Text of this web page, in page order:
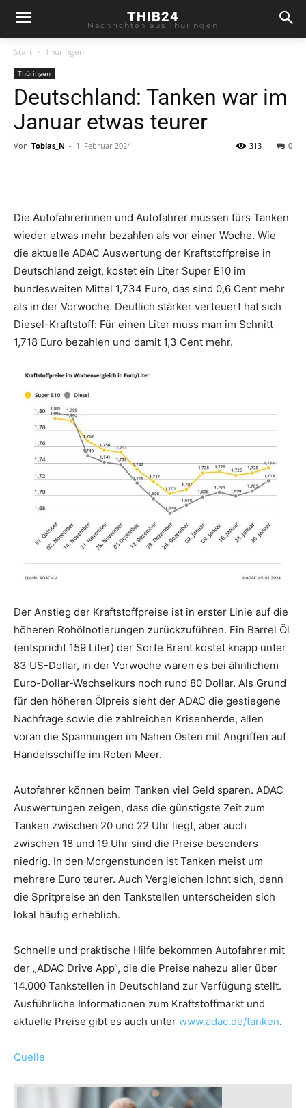
THIB24
Nachrichten aus Thüringen
Start Thüringen
Thüringen
Deutschland: Tanken war im
Januar etwas teurer
Von Tobias_N - 1. Februar 2024 0
313
Die Autofahrerinnen und Autofahrer müssen fürs Tanken
wieder etwas mehr bezahlen als vor einer Woche. Wie
die aktuelle ADAC Auswertung der Kraftstoffpreise in
Deutschland zeigt, kostet ein Liter Super E10 im
bundesweiten Mittel 1,734 Euro, das sind 0,6 Cent mehr
als in der Vorwoche. Deutlich stärker verteuert hat sich
Diesel-Kraftstoff: Für einen Liter muss man im Schnitt
1,718 Euro bezahlen und damit 1,3 Cent mehr.
Der Anstieg der Kraftstoffpreise ist in erster Linie auf die
höheren Rohölnotierungen zurückzuführen. Ein Barrel Öl
(entspricht 159 Liter) der Sorte Brent kostet knapp unter
83 US-Dollar, in der Vorwoche waren es bei ähnlichem
Euro-Dollar-Wechselkurs noch rund 80 Dollar. Als Grund
für den höheren Ölpreis sieht der ADAC die gestiegene
Nachfrage sowie die zahlreichen Krisenherde, allen
voran die Spannungen im Nahen Osten mit Angriffen auf
Handelsschiffe im Roten Meer.
Autofahrer können beim Tanken viel Geld sparen. ADAC
Auswertungen zeigen, dass die günstigste Zeit zum
Tanken zwischen 20 und 22 Uhr liegt, aber auch
zwischen 18 und 19 Uhr sind die Preise besonders
niedrig. In den Morgenstunden ist Tanken meist um
mehrere Euro teurer. Auch Vergleichen lohnt sich, denn
die Spritpreise an den Tankstellen unterscheiden sich
lokal häufig erheblich.
Schnelle und praktische Hilfe bekommen Autofahrer mit
der „ADAC Drive App“, die die Preise nahezu aller über
14.000 Tankstellen in Deutschland zur Verfügung stellt.
Ausführliche Informationen zum Kraftstoffmarkt und
aktuelle Preise gibt es auch unter www.adac.de/tanken.
Quelle